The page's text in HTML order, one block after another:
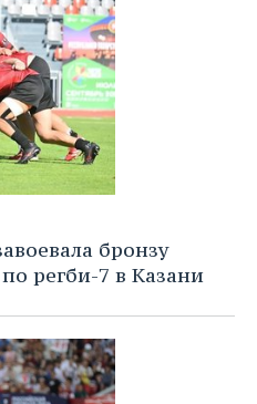
бронзу
регби-7 в Казани